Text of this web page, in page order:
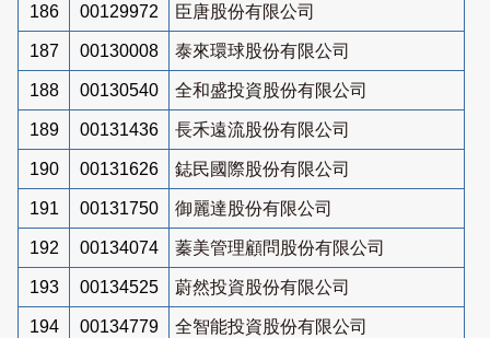
186 00129972 臣唐股份有限公司
187 00130008 泰來環球股份有限公司
188 00130540 全和盛投資股份有限公司
189 00131436 長禾遠流股份有限公司
190 00131626 鋕民國際股份有限公司
191 00131750 御麗達股份有限公司
192 00134074 蓁美管理顧問股份有限公司
193 00134525 蔚然投資股份有限公司
194 00134779 全智能投資股份有限公司